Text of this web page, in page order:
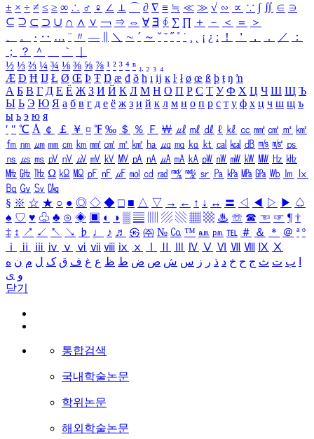
± × ÷ ≠ ≤ ≥ ∞ ∴ ♂ ♀ ∠ ⊥ ⌒ ∂ ∇ ≡ ≒ ≪ ≫ √ ∽ ∝ ∵ ∫ ∬ ∈ ∋
⊆ ⊇ ⊂ ⊃ ∪ ∩ ∧ ∨ ￢ ⇒ ⇔ ∀ ∃ ∮ ∑ ∏ ＋ － ＜ ＝
＞
、
。 · ‥ … ¨ 〃 ― ＼ ∼ ´ ～ ˇ ˘ ˝ ˚ ˙ ¸ ¡ ¿ ː ！ ＇ ， ． ／
：
；
？ ＾ ｀
½ ⅓ ⅔ ¼ ¾ ⅛ ⅜ ⅝ ⅞ ¹ ² ³ ⁴ ⁿ ₁ ₂ ₃ ₄
Æ Ð Ħ Ĳ Ł Ø Œ Þ Ŧ Ŋ æ đ ð ħ ı ĳ ĸ ŀ ł ø œ ß þ ŧ ŋ ŉ
А Б В Г Д Е Ё Ж З И Й К Л М Н О П Р С Т У Ф Х Ц Ч Ш Щ Ъ
Ы Ь Э Ю Я а б в г д е ё ж з и й к л м н о п р с т у ф х ц ч ш щ ъ
ы ь э ю я
′ ″ ℃ Å ￠ ￡ ￥ ¤ ℉ ‰ ＄ ％ Ｆ ￦ ㎕ ㎖ ㎗ ℓ ㎘ ㏄ ㎣ ㎤ ㎥ ㎦
㎙ ㎚ ㎛ ㎜ ㎝ ㎞ ㎟ ㎠ ㎡ ㎢ ㏊ ㎍ ㎎ ㎏ ㏏ ㎈ ㎉ ㏈ ㎧ ㎨ ㎰
㎱ ㎲ ㎳ ㎴ ㎵ ㎶ ㎷ ㎸ ㎹ ㎀ ㎁ ㎂ ㎃ ㎄ ㎺ ㎻ ㎽ ㎾ ㎿ ㎐ ㎑
㎒ ㎓ ㎔ Ω ㏀ ㏁ ㎊ ㎋ ㎌ ㏖ ㏅ ㎭ ㎮ ㎯ ㏛ ㎩ ㎪ ㎫ ㎬ ㏝ ㏐
㏓
㏃ ㏉ ㏜ ㏆
§ ※ ☆ ★ ○ ● ◎ ◇ ◆ □ ■ △ ▽ → ← ↑ ↓ ↔ 〓 ◁ ◀ ▷ ▶ ♤
♠ ♡ ♥ ♧ ♣ ⊙ ◈ ▣ ◐ ◑ ▒ ▤ ▨ ▧ ▦ ▩ ♨ ☏ ☎ ☜ ☞ ¶ †
‡ ↕ ↗ ↙ ↖ ↘ ♭ ♩ ♪ ♬ ㉿ ㈜ № ㏇ ™ ㏂ ㏘ ℡ ＃ ＆ ＊ ＠ ª º
ⅰ
ⅱ ⅲ ⅳ ⅴ ⅵ ⅶ ⅷ ⅸ ⅹ Ⅳ Ⅴ Ⅵ Ⅶ Ⅷ Ⅸ Ⅹ
ب ت ث ج ح خ د ذ ر ز س ش ص ض ط ظ ع غ ف ق ک ل م ن ه
و ی
닫기
통합검색
국내학술논문
학위논문
해외학술논문